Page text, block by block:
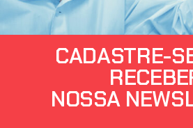
CADASTRE-
NOSSA